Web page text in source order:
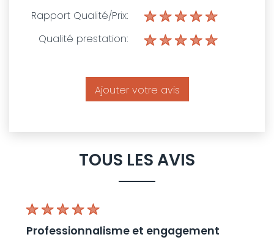
Rapport Qualité/Prix:
Qualité prestation:
Ajouter votre avis
TOUS LES AVIS
professionnalisme et engagement